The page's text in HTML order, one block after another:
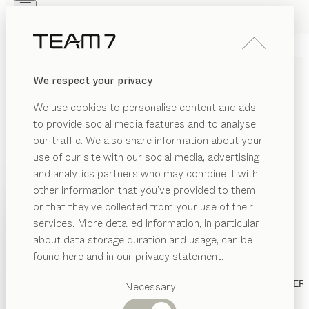
We respect your privacy
We use cookies to personalise content and ads,
to provide social media features and to analyse
our traffic. We also share information about your
use of our site with our social media, advertising
and analytics partners who may combine it with
other information that you’ve provided to them
or that they’ve collected from your use of their
services. More detailed information, in particular
about data storage duration and usage, can be
found here and in our privacy statement.
Necessary
PRODUKTE
INSPIRATION
HÄNDLER
Vorgeschlagene
Kategorien
PRODUKTE
INSPIRATION
ÜBER UNS
DESIGNER COUCHTISCHE
AUS MASSIVHOLZ
Sie sind das i-Tüpfelchen in Ihrem Wohnzimmer. Mit
zeitloser Formensprache und handwerklichen Details,
die die meisterhafte Verarbeitung des edlen
Massivholzes unterstreichen, sorgen unsere Designer
Couchtische für das gewisse Extra in Ihrem Zuhause.
Abgestimmt mit dem Sofa schaffen sie die
gewünschte Atmosphäre für die perfekte
Wohlfühloase.
...mehr lesen
FORM AUSFÜHRUNG ALLE FILTER
ANZEIGEN